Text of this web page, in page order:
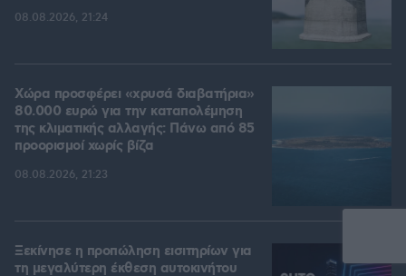
08.08.2026, 21:24
Χώρα προσφέρει «χρυσά διαβατήρια»
80.000 ευρώ για την καταπολέμηση
της κλιματικής αλλαγής: Πάνω από 85
προορισμοί χωρίς βίζα
08.08.2026, 21:23
Ξεκίνησε η προπώληση εισιτηρίων για
τη μεγαλύτερη έκθεση αυτοκινήτου